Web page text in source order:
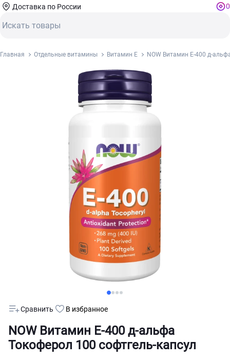
Доставка по России 0
Главная Отдельные витамины Витамин Е NOW Витамин Е-400 д-
NOW Витамин Е-400 д-альфа
Токоферол 100 софтгель-капсул
Сравнить В избранное